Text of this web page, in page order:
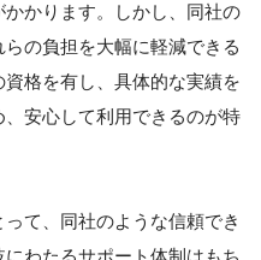
かります。しかし、同社の
の負担を大幅に軽減できる
格を有し、具体的な実績を
安心して利用できるのが特
て、同社のような信頼でき
わたるサポート体制はもち